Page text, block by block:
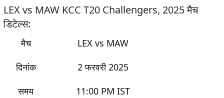
LEX vs MAW KCC T20 Challengers, 2025 मैच
डिटेल्स:
मैच
LEX vs MAW
दिनांक
2 फरवरी 2025
समय
11:00 PM IST